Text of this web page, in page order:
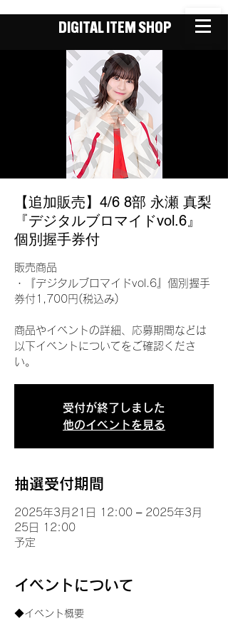
DIGITAL ITEM SHOP
【追加販売】4/6 8部 永瀬 真梨
『デジタルブロマイドvol.6』
個別握手券付
販売商品
・『デジタルブロマイドvol.6』個別握手
券付1,700円(税込み)
商品やイベントの詳細、応募期間などは
以下イベントについてをご確認くださ
い。
受付が終了しました
他のイベントを見る
抽選受付期間
2025年3月21日 12:00 – 2025年3月
25日 12:00
予定
イベントについて
◆イベント概要